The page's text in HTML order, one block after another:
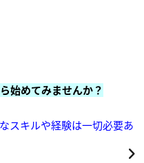
始めてみませんか？
スキルや経験は一切必要あ